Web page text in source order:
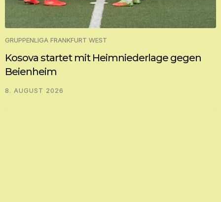
GRUPPENLIGA FRANKFURT WEST
Kosova startet mit Heimniederlage gegen
Beienheim
8. AUGUST 2026